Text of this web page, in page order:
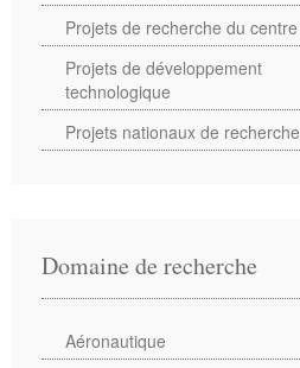
Projets de recherche du centre
Projets de développement
technologique
Projets nationaux de recherche
Domaine de recherche
Aéronautique